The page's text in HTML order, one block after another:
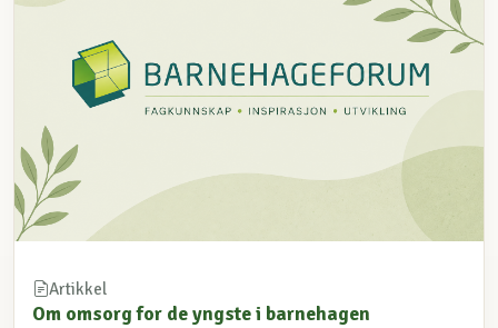
Artikkel
Om omsorg for de yngste i barnehagen